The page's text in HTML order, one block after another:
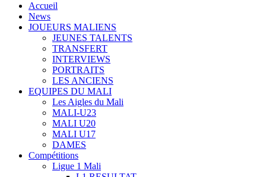
Accueil
News
JOUEURS MALIENS
JEUNES TALENTS
TRANSFERT
INTERVIEWS
PORTRAITS
LES ANCIENS
EQUIPES DU MALI
Les Aigles du Mali
MALI-U23
MALI U20
MALI U17
DAMES
Compétitions
Ligue 1 Mali